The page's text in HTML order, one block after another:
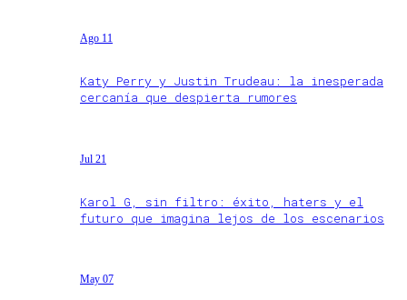
Ago 11
Katy Perry y Justin Trudeau: la inesperada
cercanía que despierta rumores
Jul 21
Karol G, sin filtro: éxito, haters y el
futuro que imagina lejos de los escenarios
May 07